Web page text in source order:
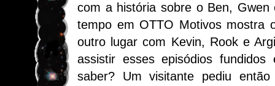
com a história sobre o Ben,
tempo em OTTO Motivos mostra
outro lugar com Kevin, Rook e
assistir esses episódios
saber? Um visitante pediu